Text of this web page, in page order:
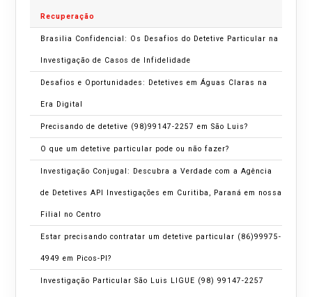
Recuperação
Brasilia Confidencial: Os Desafios do Detetive Particular na
Investigação de Casos de Infidelidade
Desafios e Oportunidades: Detetives em Águas Claras na
Era Digital
Precisando de detetive (98)99147-2257 em São Luis?
O que um detetive particular pode ou não fazer?
Investigação Conjugal: Descubra a Verdade com a Agência
de Detetives API Investigações em Curitiba, Paraná em nossa
Filial no Centro
Estar precisando contratar um detetive particular (86)99975-
4949 em Picos-PI?
Investigação Particular São Luis LIGUE (98) 99147-2257